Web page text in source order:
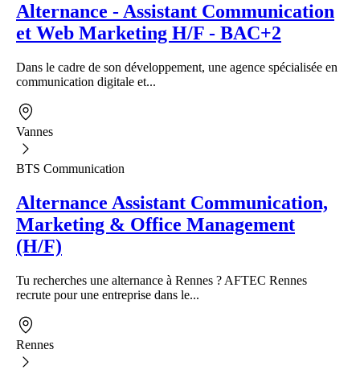
Alternance - Assistant Communication
et Web Marketing H/F - BAC+2
Dans le cadre de son développement, une agence spécialisée en
communication digitale et...
Vannes
BTS Communication
Alternance Assistant Communication,
Marketing & Office Management
(H/F)
Tu recherches une alternance à Rennes ? AFTEC Rennes
recrute pour une entreprise dans le...
Rennes